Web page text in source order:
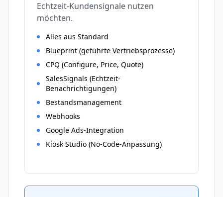
Echtzeit-Kundensignale nutzen
möchten.
Alles aus Standard
Blueprint (geführte Vertriebsprozesse)
CPQ (Configure, Price, Quote)
SalesSignals (Echtzeit-
Benachrichtigungen)
Bestandsmanagement
Webhooks
Google Ads-Integration
Kiosk Studio (No-Code-Anpassung)